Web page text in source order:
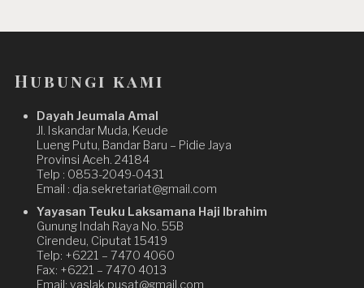
Hubungi kami
Dayah Jeumala Amal
Jl. Iskandar Muda, Keude
Lueng Putu, Bandar Baru – Pidie Jaya
Provinsi Aceh. 24184
Telp : 0853-2049-0431
Email : dja.sekretariat@gmail.com
Yayasan Teuku Laksamana Haji Ibrahim
Gunung Indah Raya No. 55B
Cirendeu, Ciputat 15419
Telp: +6221 – 7470 4060
Fax: +6221 – 7470 4013